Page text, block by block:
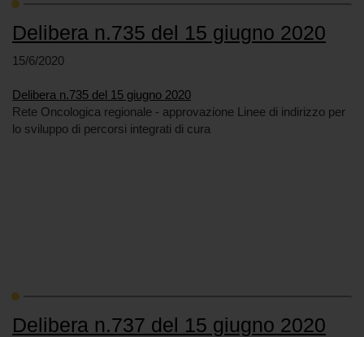
Delibera n.735 del 15 giugno 2020
15/6/2020
Delibera n.735 del 15 giugno 2020
Rete Oncologica regionale - approvazione Linee di indirizzo per
lo sviluppo di percorsi integrati di cura
Delibera n.737 del 15 giugno 2020